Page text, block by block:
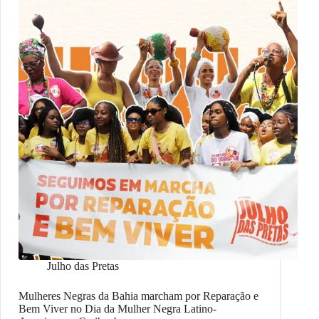
Julho das Pretas
Mulheres Negras da Bahia marcham por Reparação e
Bem Viver no Dia da Mulher Negra Latino-